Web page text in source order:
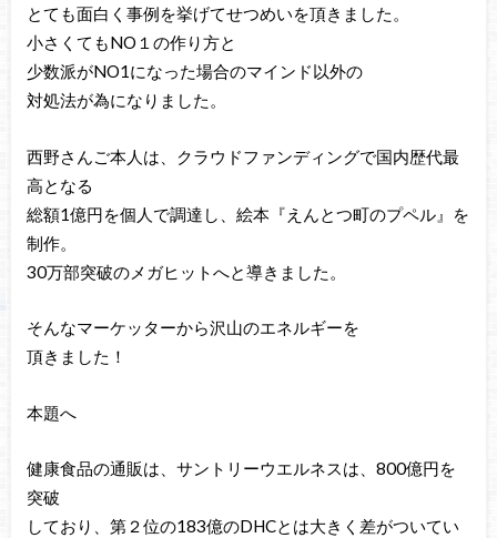
とても面白く事例を挙げてせつめいを頂きました。
小さくてもNO１の作り方と
少数派がNO1になった場合のマインド以外の
対処法が為になりました。
西野さんご本人は、クラウドファンディングで国内歴代最
高となる
総額1億円を個人で調達し、絵本『えんとつ町のプペル』を
制作。
30万部突破のメガヒットへと導きました。
そんなマーケッターから沢山のエネルギーを
頂きました！
本題へ
健康食品の通販は、サントリーウエルネスは、800億円を
突破
しており、第２位の183億のDHCとは大きく差がついてい